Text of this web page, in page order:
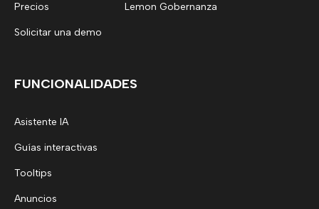
Precios
Solicitar una demo
Lemon Gobernanza
FUNCIONALIDADES
Asistente IA
Guías interactivas
Tooltips
Anuncios